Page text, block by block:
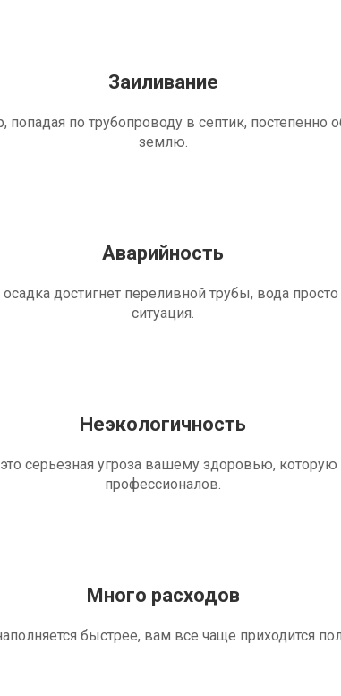
Заиливание
по трубопроводу в септик, постепенно
землю.
Аварийность
достигнет переливной трубы, вода
ситуация.
Неэкологичность
серьезная угроза вашему здоровью,
профессионалов.
Много расходов
быстрее, вам все чаще приходится